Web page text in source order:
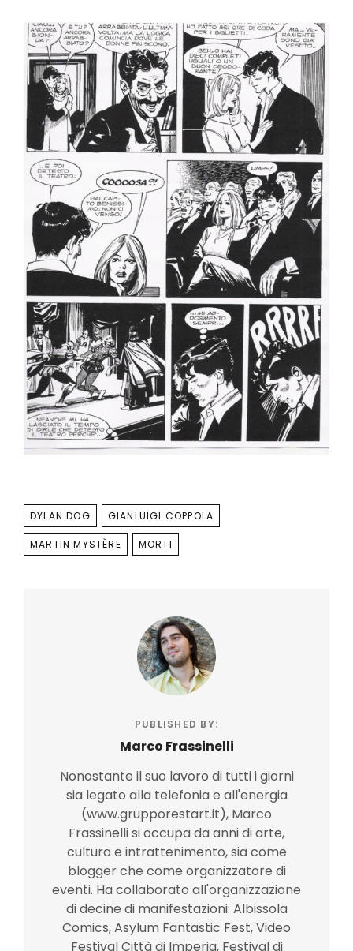
TAGS
DYLAN DOG GIANLUIGI COPPOLA
MARTIN MYSTÈRE MORTI
PUBLISHED BY:
Marco Frassinelli
Nonostante il suo lavoro di tutti i giorni
sia legato alla telefonia e all'energia
(www.grupporestart.it), Marco
Frassinelli si occupa da anni di arte,
cultura e intrattenimento, sia come
blogger che come organizzatore di
eventi. Ha collaborato all'organizzazione
di decine di manifestazioni: Albissola
Comics, Asylum Fantastic Fest, Video
Festival Città di Imperia, Festival di